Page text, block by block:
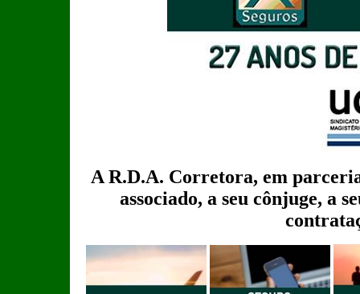
A R.D.A. Corretora, em
associado, a seu cônjuge, a